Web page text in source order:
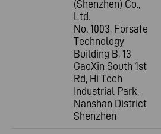
(Shenzhen) Co.,
Ltd.
No. 1003, Forsafe
Technology
Building B, 13
GaoXin South 1st
Rd, Hi Tech
Industrial Park,
Nanshan District
Shenzhen